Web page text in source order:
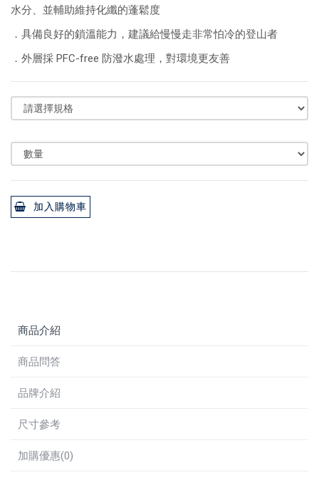
水分、並輔助維持化纖的蓬鬆度
．具備良好的鎖溫能力，建議給慢慢走非常怕冷的登山者
．外層採 PFC-free 防潑水處理，對環境更友善
加入購物車
商品介紹
商品問答
品牌介紹
尺寸參考
加購優惠(0)